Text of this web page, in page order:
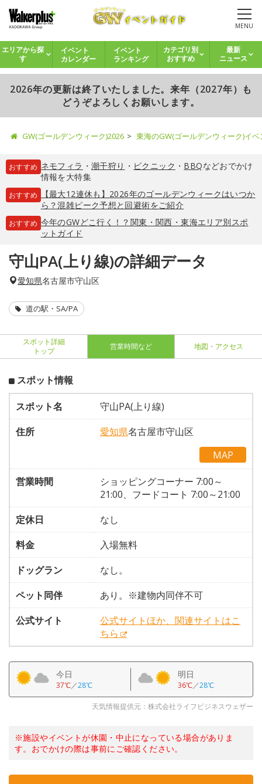
MENU
エリアから探
す
イベント
カレンダー
イベント
ランキング
カテゴリ別
おすすめ
最新
ニュース
2026年の更新は終了いたしました。来年（2027年）も
どうぞよろしくお願いします。
GW(ゴールデンウィーク)2026 東海のGW(ゴールデンウィーク)イ
おすすめ ネモフィラ ・ 潮干狩り ・ ピクニック ・ BBQなどおでかけ
情報を大特集
おすすめ
【最大12連休も】2026年のゴールデンウィークはいつか
ら？混雑ピーク予想と回避術をご紹介
おすすめ 今年のGWどこ行く！？関東・関西・東海エリア別スポ
ットガイド
守山PA(上り線)の詳細データ
愛知県名古屋市守山区
道の駅・SA/PA
スポット詳細
トップ
営業時間など 地図・アクセス
スポット情報
スポット名
守山PA(上り線)
住所
愛知県名古屋市守山区
MAP
営業時間
ショッピングコーナー 7:00～
21:00、フードコート 7:00～21:00
定休日
なし
料金
入場無料
ドッグラン
なし。
ペット同伴
あり。※建物内同伴不可
公式サイト
公式サイトほか、関連サイトはこ
ちら
今日
37℃／28℃
明日
36℃／28℃
天気情報提供元：株式会社ライフビジネスウェザー
※施設やイベントが休園・中止になっている場合がありま
す。おでかけの際は事前にご確認ください。